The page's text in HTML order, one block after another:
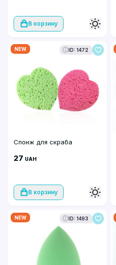
В корзину
NEW ID: 1472
Спонж для скраба
27 UAH
В корзину
NEW ID: 1493